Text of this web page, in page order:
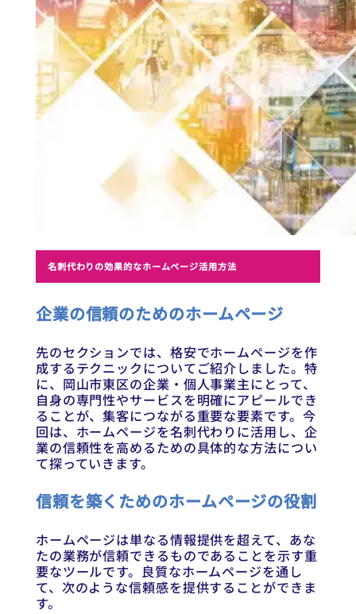
名刺代わりの効果的なホームページ活用方法
企業の信頼のためのホームページ
先のセクションでは、格安でホームページを作
成するテクニックについてご紹介しました。特
に、岡山市東区の企業・個人事業主にとって、
自身の専門性やサービスを明確にアピールでき
ることが、集客につながる重要な要素です。今
回は、ホームページを名刺代わりに活用し、企
業の信頼性を高めるための具体的な方法につい
て探っていきます。
信頼を築くためのホームページの役割
ホームページは単なる情報提供を超えて、あな
たの業務が信頼できるものであることを示す重
要なツールです。良質なホームページを通し
て、次のような信頼感を提供することができま
す。